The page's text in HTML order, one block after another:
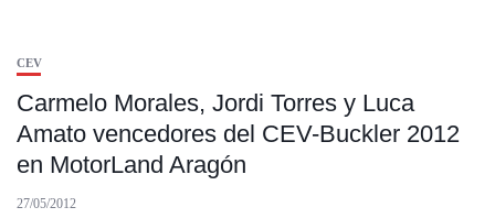
CEV
Carmelo Morales, Jordi Torres y Luca
Amato vencedores del CEV-Buckler 2012
en MotorLand Aragón
27/05/2012